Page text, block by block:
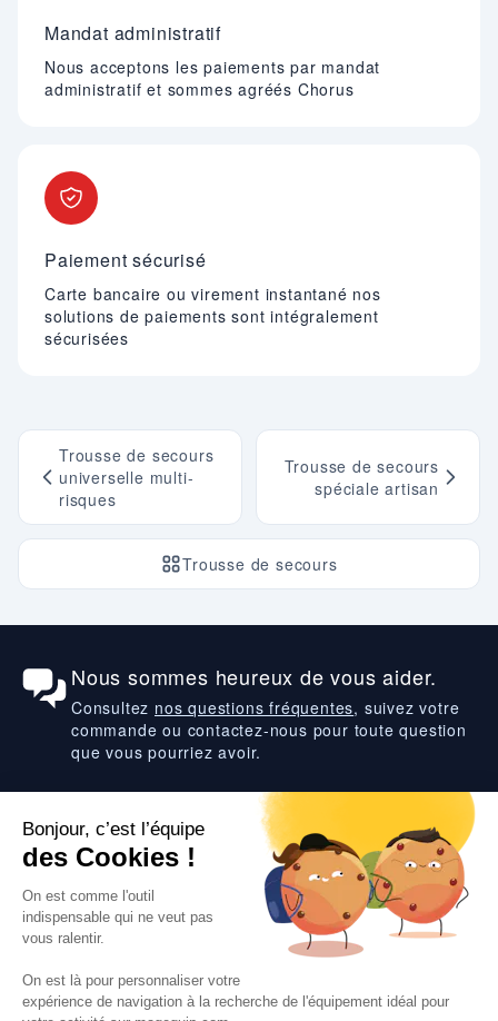
Mandat administratif
Nous acceptons les paiements par mandat
administratif et sommes agréés Chorus
Paiement sécurisé
Carte bancaire ou virement instantané nos
solutions de paiements sont intégralement
sécurisées
Trousse de secours
universelle multi-
risques
Trousse de secours
Trousse de secours
spéciale artisan
Nous sommes heureux de vous aider.
Consultez nos questions fréquentes, suivez votre
commande ou contactez-nous pour toute question
que vous pourriez avoir.
Suivez-nous
VOS SERVICES